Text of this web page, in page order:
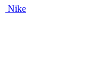
Nike